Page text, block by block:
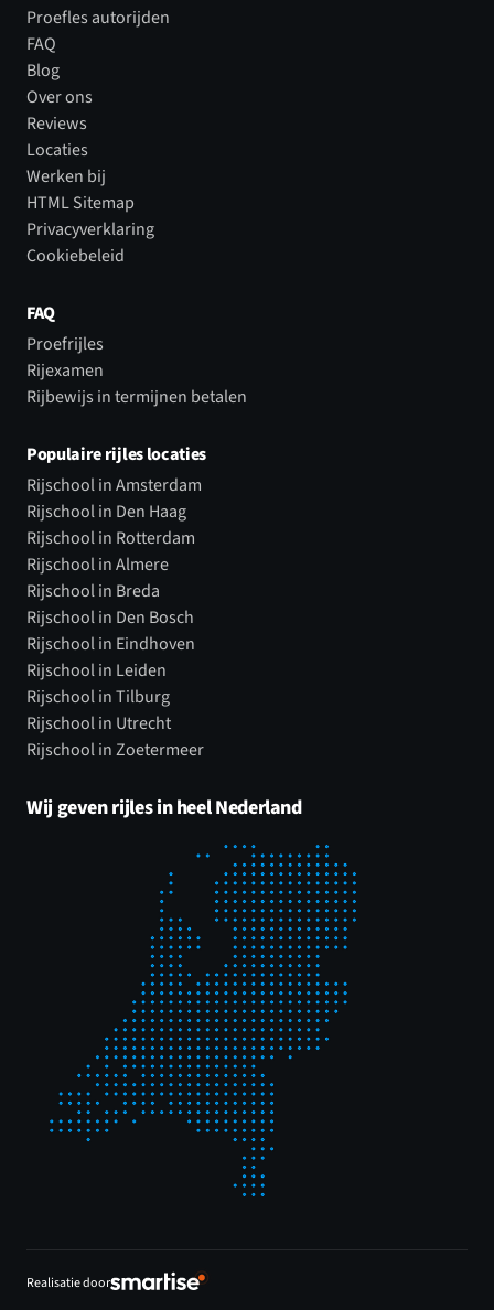
Proefles autorijden
FAQ
Blog
Over ons
Reviews
Locaties
Werken bij
HTML Sitemap
Privacyverklaring
Cookiebeleid
FAQ
Proefrijles
Rijexamen
Rijbewijs in termijnen betalen
Populaire rijles locaties
Rijschool in Amsterdam
Rijschool in Den Haag
Rijschool in Rotterdam
Rijschool in Almere
Rijschool in Breda
Rijschool in Den Bosch
Rijschool in Eindhoven
Rijschool in Leiden
Rijschool in Tilburg
Rijschool in Utrecht
Rijschool in Zoetermeer
Wij geven rijles in heel Nederland
Realisatie door